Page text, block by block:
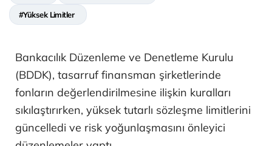
#Yüksek Limitler
Bankacılık Düzenleme ve Denetleme Kurulu
(BDDK), tasarruf finansman şirketlerinde
fonların değerlendirilmesine ilişkin kuralları
sıkılaştırırken, yüksek tutarlı sözleşme limitlerini
güncelledi ve risk yoğunlaşmasını önleyici